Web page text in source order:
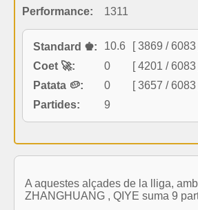
Performance:
1311
Standard ♚: 10.6
[ 3869 / 6083
Coet 🚀:
0
[ 4201 / 6083
Patata 🥔:
0
[ 3657 / 6083
Partides:
9
A aquestes alçades de la lliga,
ZHANGHUANG , QIYE suma 9